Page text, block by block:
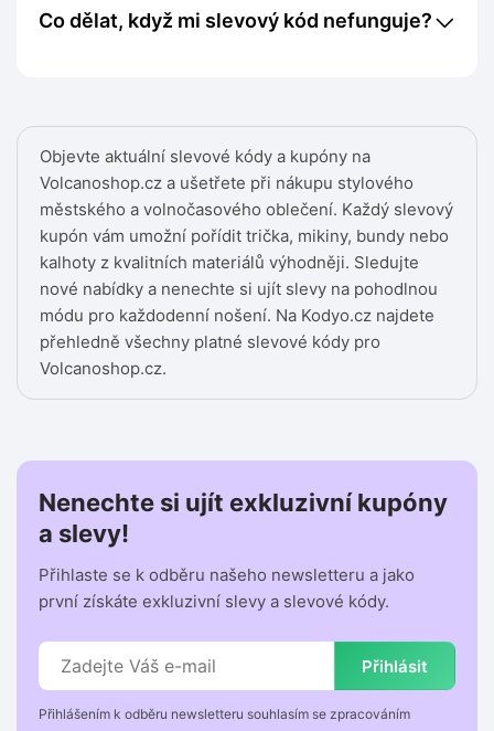
Objevte aktuální slevové kódy a kupóny na
Volcanoshop.cz a ušetřete při nákupu stylového
městského a volnočasového oblečení. Každý slevový
kupón vám umožní pořídit trička, mikiny, bundy nebo
kalhoty z kvalitních materiálů výhodněji. Sledujte
nové nabídky a nenechte si ujít slevy na pohodlnou
módu pro každodenní nošení. Na Kodyo.cz najdete
přehledně všechny platné slevové kódy pro
Volcanoshop.cz.
Co dělat, když mi slevový kód nefunguje?
Nenechte si ujít exkluzivní kupóny
a slevy!
Přihlaste se k odběru našeho newsletteru a jako
první získáte exkluzivní slevy a slevové kódy.
Přihlásit
Přihlášením k odběru newsletteru souhlasím se zpracováním